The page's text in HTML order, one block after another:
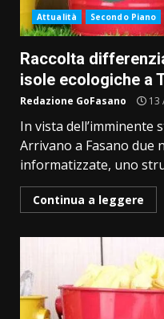
Attualità Secondo Piano
Raccolta
isole ecologiche a
Redazione GoFasano 13
In vista dell’imminente
Arrivano a Fasano due
informatizzate, uno
Continua a leggere